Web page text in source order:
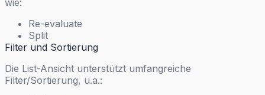
wie:
Re-evaluate
Split
Filter und Sortierung
Die List-Ansicht unterstützt umfangreiche
Filter/Sortierung, u.a.: